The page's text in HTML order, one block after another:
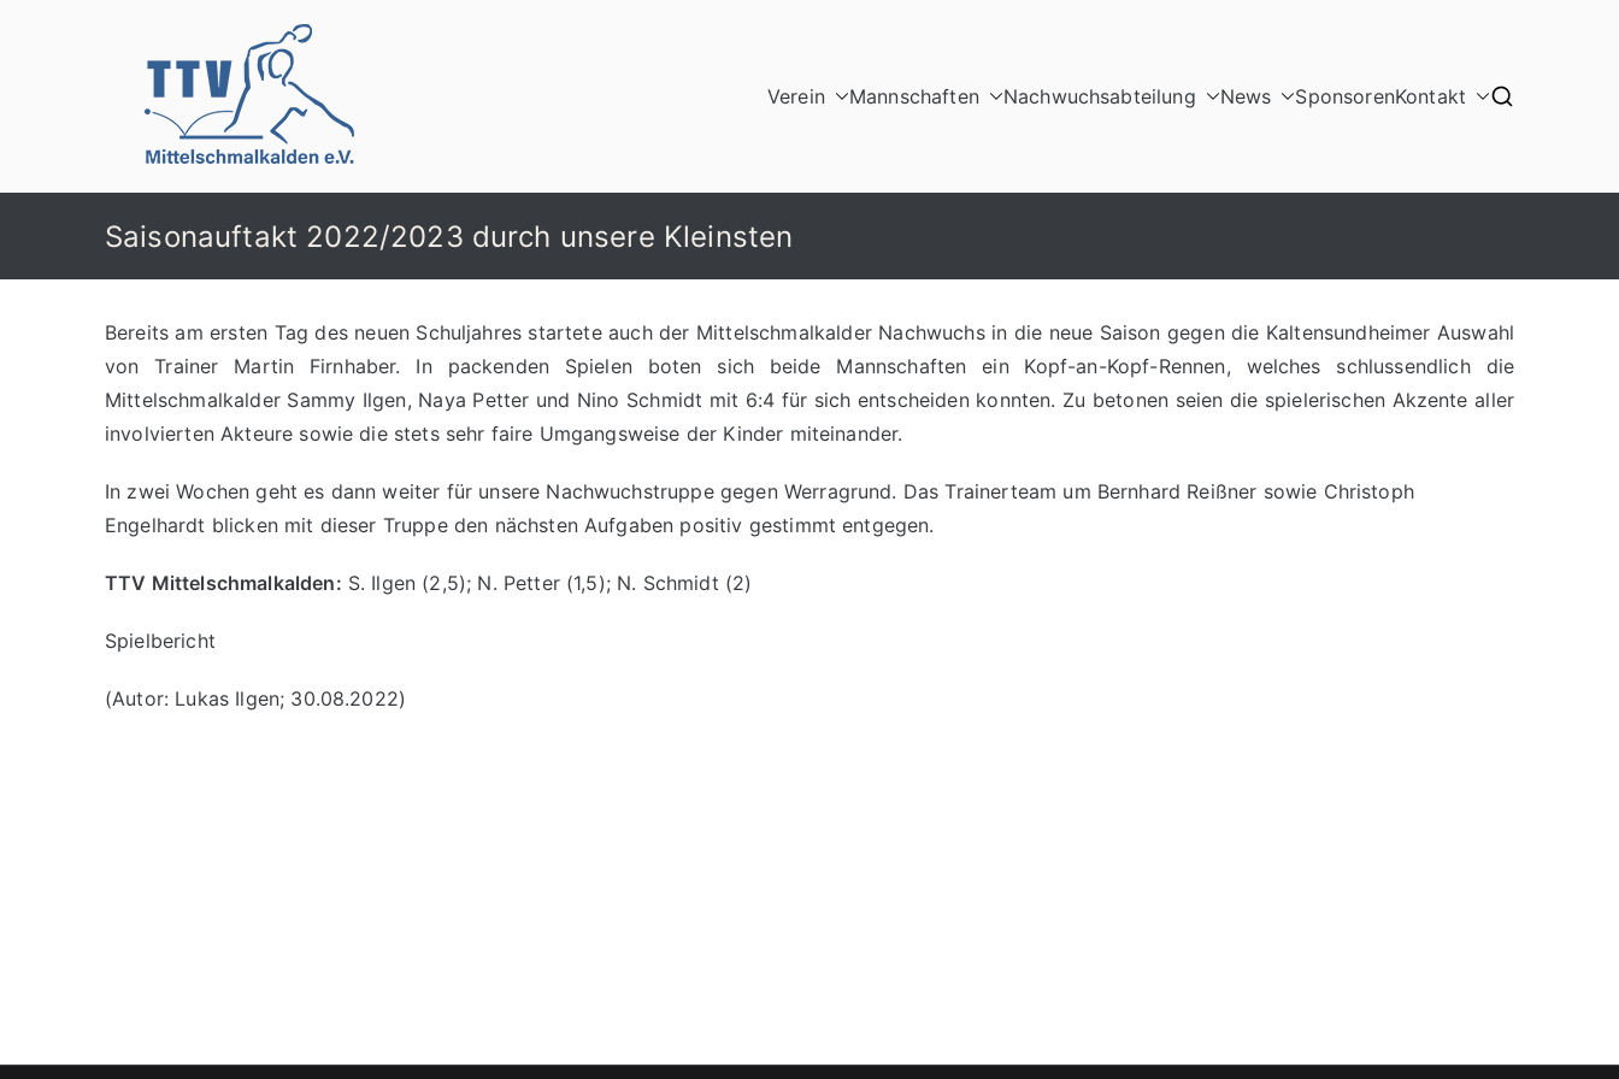
Verein Mannschaften Nachwuchsabteilung News SponsorenKontakt
Saisonauftakt 2022/2023 durch unsere Kleinsten
Bereits am ersten Tag des neuen Schuljahres startete auch der Mittelschmalkalder Nachwuchs in die neue Saison gegen die Kaltensundheimer Auswahl
von Trainer Martin Firnhaber. In packenden Spielen boten sich beide Mannschaften ein Kopf-an-Kopf-Rennen, welches schlussendlich die
Mittelschmalkalder Sammy Ilgen, Naya Petter und Nino Schmidt mit 6:4 für sich entscheiden konnten. Zu betonen seien die spielerischen Akzente aller
involvierten Akteure sowie die stets sehr faire Umgangsweise der Kinder miteinander.
In zwei Wochen geht es dann weiter für unsere Nachwuchstruppe gegen Werragrund. Das Trainerteam um Bernhard Reißner sowie Christoph
Engelhardt blicken mit dieser Truppe den nächsten Aufgaben positiv gestimmt entgegen.
TTV Mittelschmalkalden: S. Ilgen (2,5); N. Petter (1,5); N. Schmidt (2)
Spielbericht
(Autor: Lukas Ilgen; 30.08.2022)